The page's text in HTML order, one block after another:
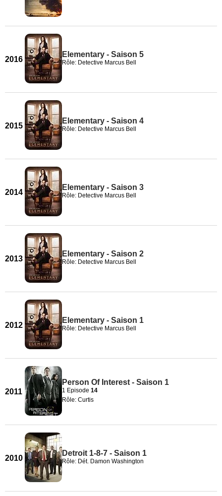
2016
Elementary - Saison 5
Rôle: Detective Marcus Bell
2015
Elementary - Saison 4
Rôle: Detective Marcus Bell
2014
Elementary - Saison 3
Rôle: Detective Marcus Bell
2013
Elementary - Saison 2
Rôle: Detective Marcus Bell
2012
Elementary - Saison 1
Rôle: Detective Marcus Bell
2011
Person Of Interest - Saison 1
1 Episode 14
Rôle: Curtis
2010
Detroit 1-8-7 - Saison 1
Rôle: Dét. Damon Washington